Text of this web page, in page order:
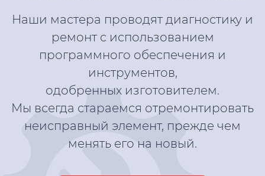
Наши мастера проводят диагностику и
ремонт с использованием
программного обеспечения и
инструментов,
одобренных изготовителем.
Мы всегда стараемся отремонтировать
неисправный элемент, прежде чем
менять его на новый.